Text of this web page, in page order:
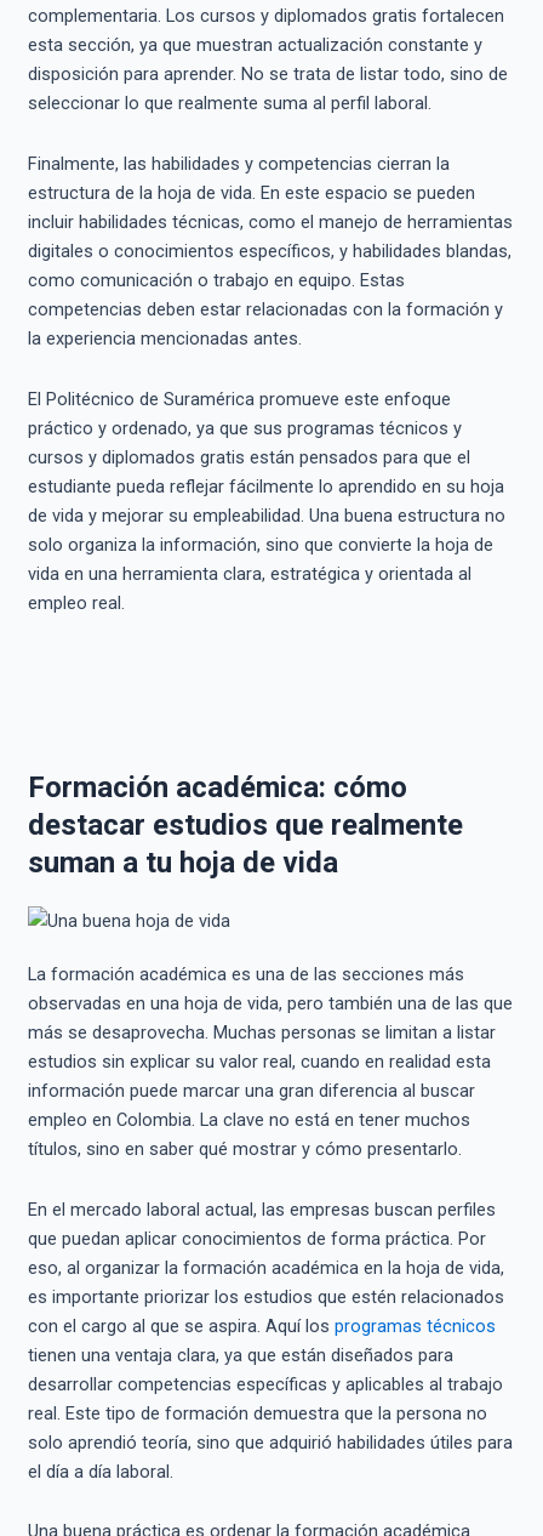
complementaria. Los cursos y diplomados gratis fortalecen
esta sección, ya que muestran actualización constante y
disposición para aprender. No se trata de listar todo, sino de
seleccionar lo que realmente suma al perfil laboral.
Finalmente, las habilidades y competencias cierran la
estructura de la hoja de vida. En este espacio se pueden
incluir habilidades técnicas, como el manejo de herramientas
digitales o conocimientos específicos, y habilidades blandas,
como comunicación o trabajo en equipo. Estas
competencias deben estar relacionadas con la formación y
la experiencia mencionadas antes.
El Politécnico de Suramérica promueve este enfoque
práctico y ordenado, ya que sus programas técnicos y
cursos y diplomados gratis están pensados para que el
estudiante pueda reflejar fácilmente lo aprendido en su hoja
de vida y mejorar su empleabilidad. Una buena estructura no
solo organiza la información, sino que convierte la hoja de
vida en una herramienta clara, estratégica y orientada al
empleo real.
Formación académica: cómo
destacar estudios que realmente
suman a tu hoja de vida
La formación académica es una de las secciones más
observadas en una hoja de vida, pero también una de las que
más se desaprovecha. Muchas personas se limitan a listar
estudios sin explicar su valor real, cuando en realidad esta
información puede marcar una gran diferencia al buscar
empleo en Colombia. La clave no está en tener muchos
títulos, sino en saber qué mostrar y cómo presentarlo.
En el mercado laboral actual, las empresas buscan perfiles
que puedan aplicar conocimientos de forma práctica. Por
eso, al organizar la formación académica en la hoja de vida,
es importante priorizar los estudios que estén relacionados
con el cargo al que se aspira. Aquí los programas técnicos
tienen una ventaja clara, ya que están diseñados para
desarrollar competencias específicas y aplicables al trabajo
real. Este tipo de formación demuestra que la persona no
solo aprendió teoría, sino que adquirió habilidades útiles para
el día a día laboral.
Una buena práctica es ordenar la formación académica